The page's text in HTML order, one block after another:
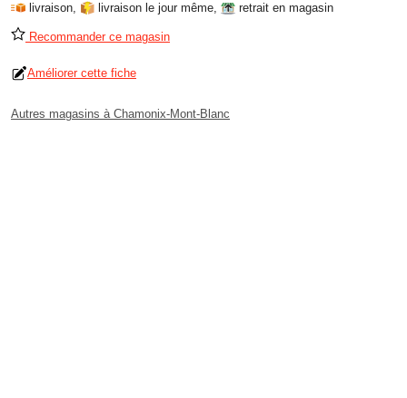
livraison, livraison le jour même, retrait en magasin
Recommander ce magasin
Améliorer cette fiche
Autres magasins à Chamonix-Mont-Blanc